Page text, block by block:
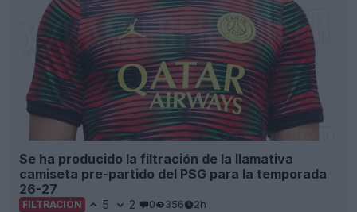
Se ha producido la filtración de la llamativa
camiseta pre-partido del PSG para la temporada
26-27
FILTRACIÓN 5 2 0 356 2h